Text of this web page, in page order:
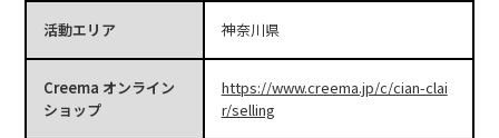
活動エリア 神奈川県
Creema オンライン
ショップ
https://www.creema.jp/c/cian-clai
r/selling